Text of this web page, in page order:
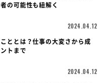
の可能性も紐解く
2024.04.12
ととは？仕事の大変さから成
トまで
2024.04.12